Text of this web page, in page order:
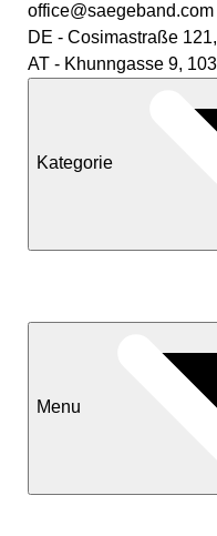
office@saegeband.com
DE - Cosimastraße
AT - Khunngasse 9,
Kategorie
Menu